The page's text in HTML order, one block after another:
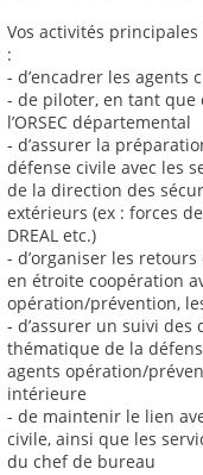
Vos activités
:
- d’encadrer les agents
- de piloter, en tant que
l’ORSEC départemental
- d’assurer la
défense civile avec les
de la direction des
extérieurs (ex : forces
DREAL etc.)
- d’organiser les
en étroite coopération
opération/prévention,
- d’assurer un suivi
thématique de la
agents opération/
intérieure
- de maintenir le lien
civile, ainsi que les
du chef de bureau